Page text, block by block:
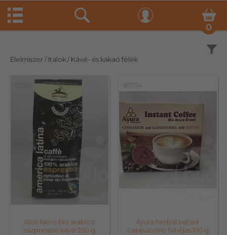
0
Élelmiszer/ Italok/ Kávé- és kakaó félék
Alce Nero bio arabica
eszpresszó kávé 250 g
87754
Ayura herbal instant
cappuccino fahéjas 150 g